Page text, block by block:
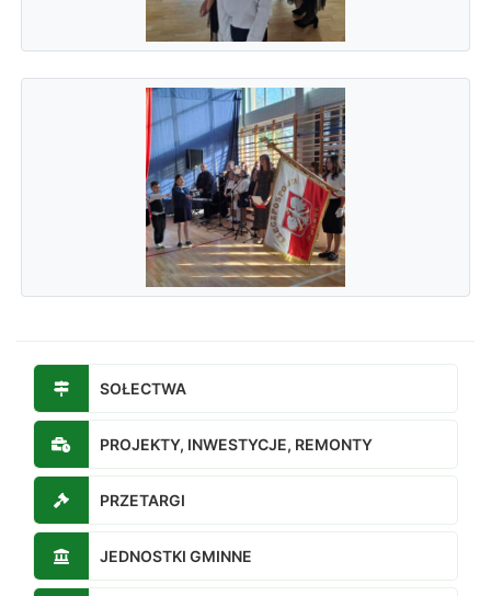
SOŁECTWA
PROJEKTY, INWESTYCJE, REMONTY
PRZETARGI
JEDNOSTKI GMINNE